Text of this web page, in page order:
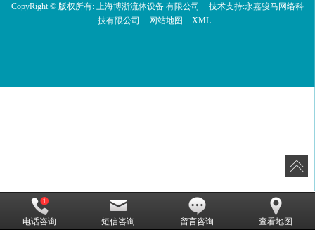
CopyRight © 版权所有: 上海博浙流体设备 有限公司 技术支持:永嘉骏马网络科
技有限公司
网站地图 XML
电话咨询 短信咨询 留言咨询 查看地图